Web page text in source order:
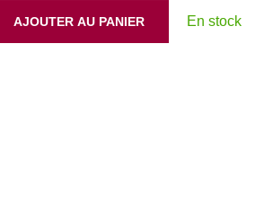
AJOUTER AU PANIER En stock